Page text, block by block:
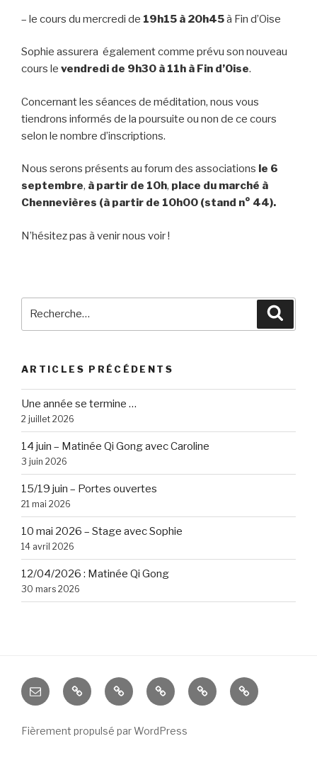
– le cours du mercredi de 19h15 à 20h45à Fin d’Oise
Sophie assurera également comme prévu son nouveau
cours le vendredi de 9h30 à 11h à Fin d’Oise.
Concernant les séances de méditation, nous vous
tiendrons informés de la poursuite ou non de ce cours
selon le nombre d’inscriptions.
Nous serons présents au forum des associations le 6
septembre, à partir de 10h, place du marché à
Chennevières (à partir de 10h00 (stand n° 44).
N’hésitez pas à venir nous voir !
ARTICLES PRÉCÉDENTS
Une année se termine …
2 juillet 2026
14 juin – Matinée Qi Gong avec Caroline
3 juin 2026
15/19 juin – Portes ouvertes
21 mai 2026
10 mai 2026 – Stage avec Sophie
14 avril 2026
12/04/2026 : Matinée Qi Gong
30 mars 2026
Nous
écrire
Cours Cours Cours
Inscriptions
2019
Inscriptions
2019
Fièrement propulsé par WordPress